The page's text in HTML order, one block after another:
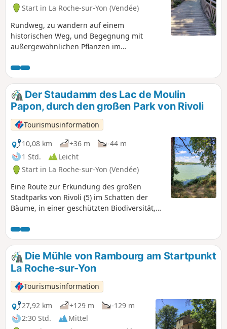
Start in La Roche-sur-Yon (Vendée)
Rundweg, zu wandern auf einem
historischen Weg, und Begegnung mit
außergewöhnlichen Pflanzen im
Rundweg durch die Heckenlandschaft,
inmitten von Wiesen und Hecken, weist
keine besonderen Schwierigkeiten auf. Seien
Sie jedoch an Kreisverkehren und stark
befahrenen Hauptstraßen vorsichtig.
Der Staudamm des Lac de Moulin
Papon, durch den großen Park von Rivoli
Tourismusinformation
10,08 km
+36 m
-44 m
1 Std.
Leicht
Start in La Roche-sur-Yon (Vendée)
Eine Route zur Erkundung des großen
Stadtparks von Rivoli (5) im Schatten der
Bäume, in einer geschützten Biodiversität,
Papon (10). Dieser See dient der
Trinkwasserversorgung der Stadt La Roche-
sur-Yon. Von der Staumauer aus kann man
die Wasseraufbereitungsanlage
beobachten. Auf dem See kann man Möwen
und Kormorane beobachten, vom Ufer aus
sieht man häufig Eisvögel, Schwalben und
Mauersegler fliegen. Im Sommer stehen
Freizeitangebote für Groß und Klein zur
Verfügung.
Die Mühle von Rambourg am Startpunkt
La Roche-sur-Yon
Tourismusinformation
27,92 km
+129 m
-129 m
2:30 Std.
Mittel